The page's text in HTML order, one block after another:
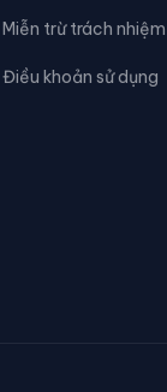
Miễn trừ trách nhiệm
Điều khoản sử dụng